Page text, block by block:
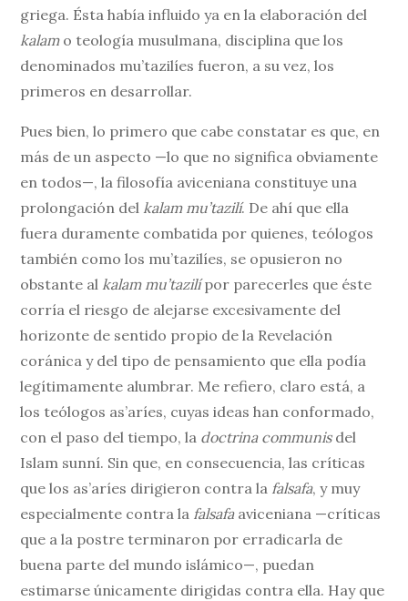
griega. Ésta había influido ya en la elaboración del
kalamo teología musulmana, disciplina que los
denominados mu’tazilíes fueron, a su vez, los
primeros en desarrollar.
Pues bien, lo primero que cabe constatar es que, en
más de un aspecto —lo que no significa obviamente
en todos—, la filosofía aviceniana constituye una
prolongación delkalam mu’tazilí. De ahí que ella
fuera duramente combatida por quienes, teólogos
también como los mu’tazilíes, se opusieron no
obstante alkalam mu’tazilípor parecerles que éste
corría el riesgo de alejarse excesivamente del
horizonte de sentido propio de la Revelación
coránica y del tipo de pensamiento que ella podía
legítimamente alumbrar. Me refiero, claro está, a
los teólogos as’aríes, cuyas ideas han conformado,
con el paso del tiempo, la doctrina communisdel
Islam sunní. Sin que, en consecuencia, las críticas
que los as’aríes dirigieron contra la falsafa, y muy
especialmente contra la falsafaaviceniana —críticas
que a la postre terminaron por erradicarla de
buena parte del mundo islámico—, puedan
estimarse únicamente dirigidas contra ella. Hay que